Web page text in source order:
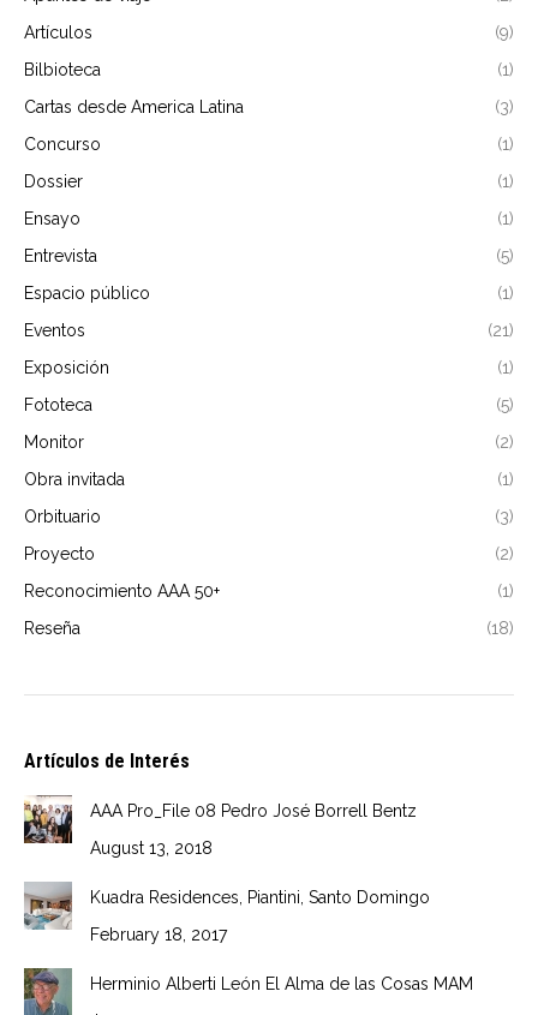
Artículos
(9)
Bilbioteca
(1)
Cartas desde America Latina
(3)
Concurso
(1)
Dossier
(1)
Ensayo
(1)
Entrevista
(5)
Espacio público
(1)
Eventos
(21)
Exposición
(1)
Fototeca
(5)
Monitor
(2)
Obra invitada
(1)
Orbituario
(3)
Proyecto
(2)
Reconocimiento AAA 50+
(1)
Reseña
(18)
Artículos de Interés
AAA Pro_File 08 Pedro José Borrell Bentz
August 13, 2018
Kuadra Residences, Piantini, Santo Domingo
February 18, 2017
Herminio Alberti León El Alma de las Cosas MAM